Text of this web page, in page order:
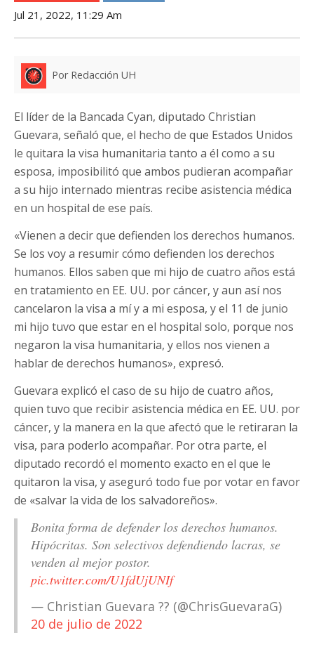
Jul 21, 2022, 11:29 Am
Por Redacción UH
El líder de la Bancada Cyan, diputado Christian
Guevara, señaló que, el hecho de que Estados Unidos
le quitara la visa humanitaria tanto a él como a su
esposa, imposibilitó que ambos pudieran acompañar
a su hijo internado mientras recibe asistencia médica
en un hospital de ese país.
«Vienen a decir que defienden los derechos humanos.
Se los voy a resumir cómo defienden los derechos
humanos. Ellos saben que mi hijo de cuatro años está
en tratamiento en EE. UU. por cáncer, y aun así nos
cancelaron la visa a mí y a mi esposa, y el 11 de junio
mi hijo tuvo que estar en el hospital solo, porque nos
negaron la visa humanitaria, y ellos nos vienen a
hablar de derechos humanos», expresó.
Guevara explicó el caso de su hijo de cuatro años,
quien tuvo que recibir asistencia médica en EE. UU. por
cáncer, y la manera en la que afectó que le retiraran la
visa, para poderlo acompañar. Por otra parte, el
diputado recordó el momento exacto en el que le
quitaron la visa, y aseguró todo fue por votar en favor
de «salvar la vida de los salvadoreños».
Bonita forma de defender los derechos humanos.
Hipócritas. Son selectivos defendiendo lacras, se
venden al mejor postor.
pic.twitter.com/U1fdUjUNIf
— Christian Guevara ?? (@ChrisGuevaraG)
20 de julio de 2022